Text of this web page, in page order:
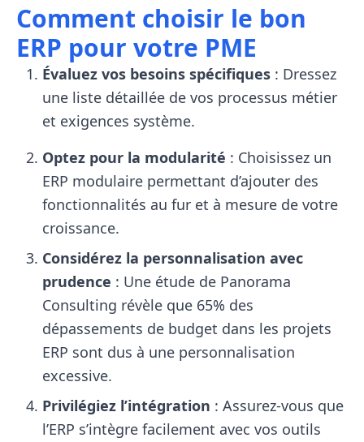
Comment choisir le bon
ERP pour votre PME
Évaluez vos besoins spécifiques : Dressez
une liste détaillée de vos processus métier
et exigences système.
Optez pour la modularité : Choisissez un
ERP modulaire permettant d’ajouter des
fonctionnalités au fur et à mesure de votre
croissance.
Considérez la personnalisation avec
prudence : Une étude de Panorama
Consulting révèle que 65% des
dépassements de budget dans les projets
ERP sont dus à une personnalisation
excessive.
Privilégiez l’intégration : Assurez-vous que
l’ERP s’intègre facilement avec vos outils